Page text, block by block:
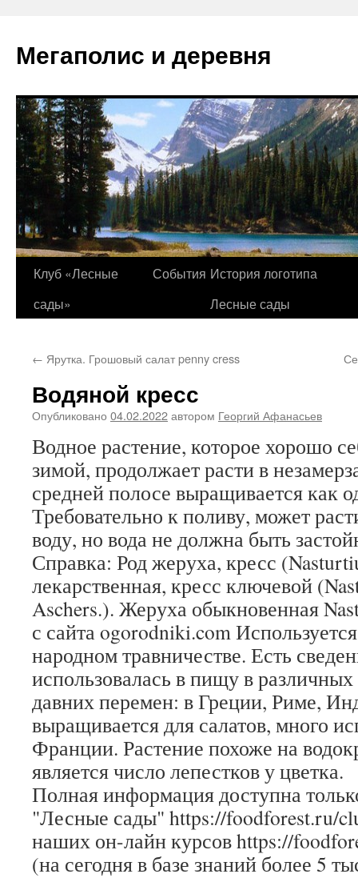
содержимому
Мегаполис и деревня
Клуб «Лесные
сады»
События История логотипа
Лесные сады
← Ярутка. Грошовый салат penny cress
Водяной кресс
Опубликовано 04.02.2022автором Георгий Афанасьев
Водное растение, которое хорошо
зимой, продолжает расти в
средней полосе выращивается как
Требовательно к поливу, может
воду, но вода не должна быть
Справка: Род жеруха, кресс
лекарственная, кресс ключевой
Aschers.). Жеруха обыкновенная
с сайта ogorodniki.com
народном травничестве. Есть
использовалась в пищу в различных
давних перемен: в Греции, Риме,
выращивается для салатов, много
Франции. Растение похоже на
является число лепестков у цветка.
Полная информация доступна
"Лесные сады" https://foodforest.ru/
наших он-лайн курсов https://
(на сегодня в базе знаний более 5